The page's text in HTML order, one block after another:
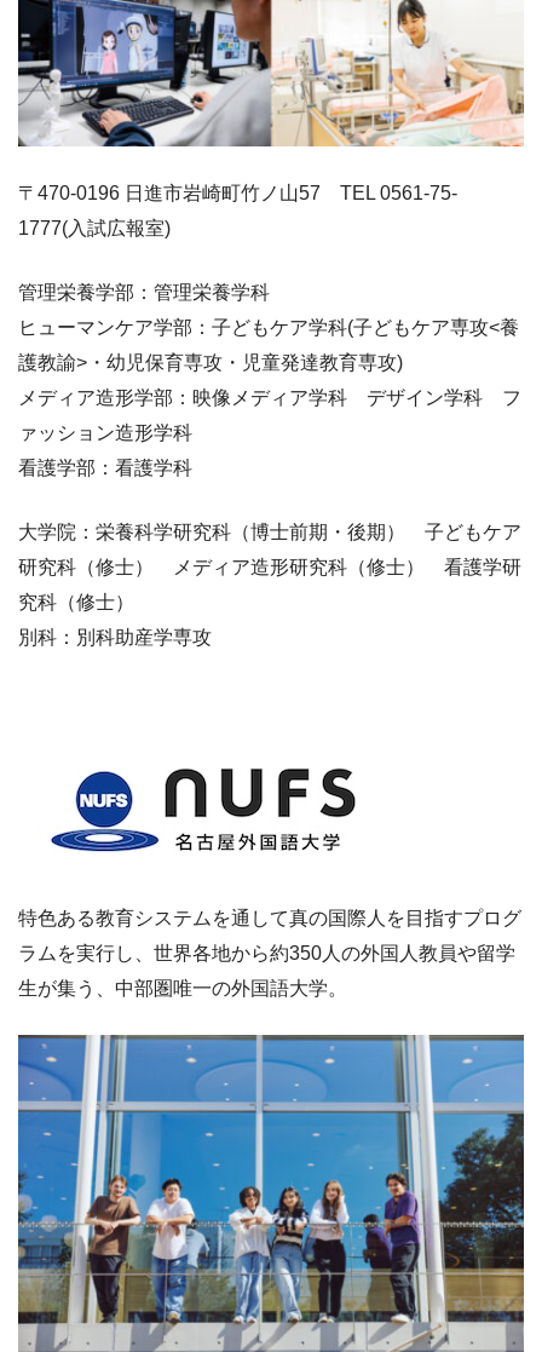
〒470-0196 日進市岩崎町竹ノ山57 TEL 0561-75-
1777(入試広報室)
管理栄養学部：管理栄養学科
ヒューマンケア学部：子どもケア学科(子どもケア専攻<養
護教諭>・幼児保育専攻・児童発達教育専攻)
メディア造形学部：映像メディア学科 デザイン学科 フ
ァッション造形学科
看護学部：看護学科
大学院：栄養科学研究科（博士前期・後期） 子どもケア
研究科（修士） メディア造形研究科（修士） 看護学研
究科（修士）
別科：別科助産学専攻
特色ある教育システムを通して真の国際人を目指すプログ
ラムを実行し、世界各地から約350人の外国人教員や留学
生が集う、中部圏唯一の外国語大学。